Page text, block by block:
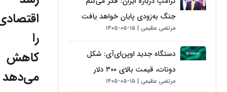
جنگ به‌زودی پایان خواهد یافت
مرتضی عظیمی ۱۵-۰۵-۱۴۰۵
دستگاه جدید اوپن‌ای‌آی: شکل
دونات، قیمت بالای ۳۰۰ دلار
مرتضی عظیمی ۱۵-۰۵-۱۴۰۵
را
کاهش
می‌دهد